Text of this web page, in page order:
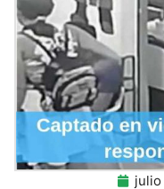
julio